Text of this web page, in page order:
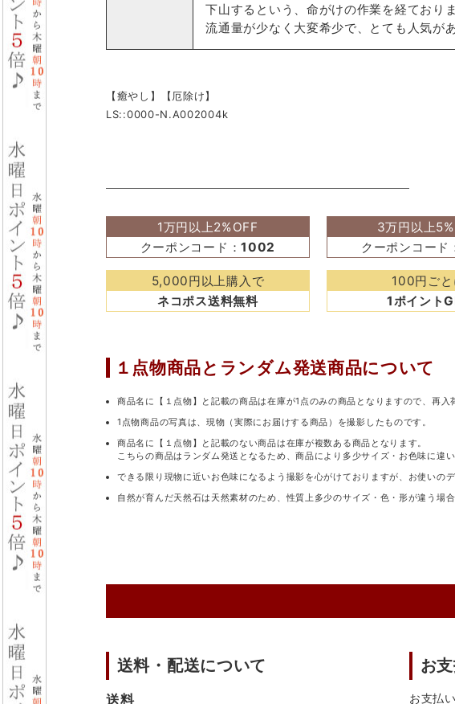
下山するという、命がけの作業を経ておりま
流通量が少なく大変希少で、とても人気があ
【癒やし】【厄除け】
LS::0000-N.A002004k
1万円以上2%OFF
クーポンコード：1002
3万円以上
クーポンコード
5,000円以上購入で
ネコポス送料無料
100円ごと
1ポイント
１点物商品と ランダム発送商品について
商品名に【１点物】と記載の商品は在庫が1点のみの商品となりますので、再入
1点物商品の写真は、現物（実際にお届けする商品）を撮影したものです。
商品名に【１点物】と記載のない商品は在庫が複数ある商品となります。
こちらの商品はランダム発送となるため、商品により多少サイズ・お色味に違
できる限り現物に近いお色味になるよう撮影を心がけておりますが、お使いの
自然が育んだ天然石は天然素材のため、性質上多少のサイズ・色・形が違う場
送料・配送について
送料
お
お支払